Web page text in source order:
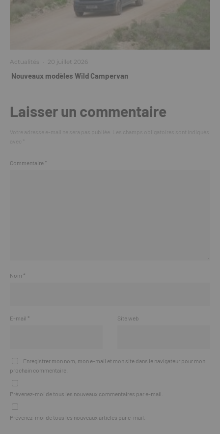
Actualités · 20 juillet 2026
Nouveaux modèles Wild Campervan
Laisser un commentaire
Commentaire *
Nom *
E-mail * Site web
Enregistrer mon nom, mon e-mail et mon site dans le navigateur pour mon
prochain commentaire.
Prévenez-moi de tous les nouveaux commentaires par e-mail.
Prévenez-moi de tous les nouveaux articles par e-mail.